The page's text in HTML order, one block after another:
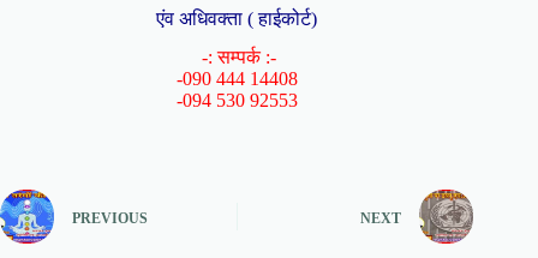
एंव अधिवक्ता ( हाईकोर्ट)
-: सम्पर्क :-
-090 444 14408
-094 530 92553
PREVIOUS NEXT